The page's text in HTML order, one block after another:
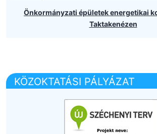
Önkormányzati épületek energetikai
Taktakenézen
KÖZOKTATÁSI PÁLYÁZAT